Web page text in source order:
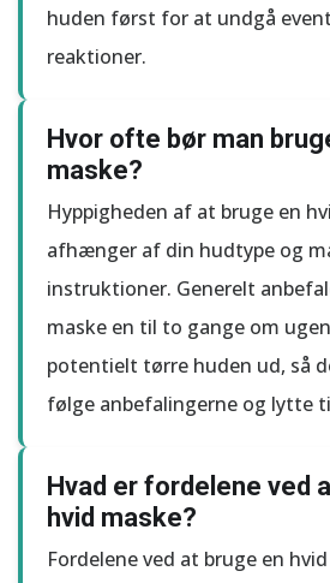
huden først for at undgå
reaktioner.
Hvor ofte bør man
maske?
Hyppigheden af at bruge en
afhænger af din hudtype og
instruktioner. Generelt
maske en til to gange om
potentielt tørre huden ud, så
følge anbefalingerne og lytte
Hvad er fordelene ved
hvid maske?
Fordelene ved at bruge en